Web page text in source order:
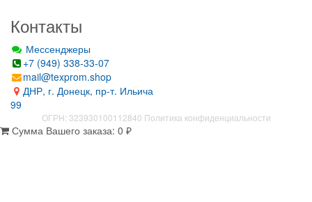
Контакты
Мессенджеры
+7 (949) 338-33-07
mail@texprom.shop
ДНР, г. Донецк, пр-т. Ильича
99
ОГРН: 323930100112840 Политика конфиденциальности
Сумма Вашего заказа: 0 ₽